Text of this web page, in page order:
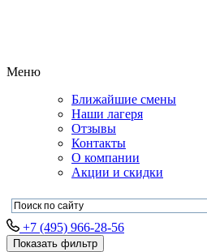
Меню
Ближайшие смены
Наши лагеря
Отзывы
Контакты
О компании
Акции и скидки
+7 (495) 966-28-56
Показать фильтр